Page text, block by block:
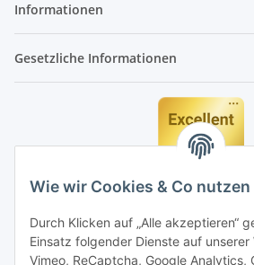
Wie wir Cookies & Co nutzen
Durch Klicken auf „Alle akzeptieren“
Einsatz folgender Dienste auf unserer
Vimeo, ReCaptcha, Google Analytics,
Informationen
Gesetzliche Informationen